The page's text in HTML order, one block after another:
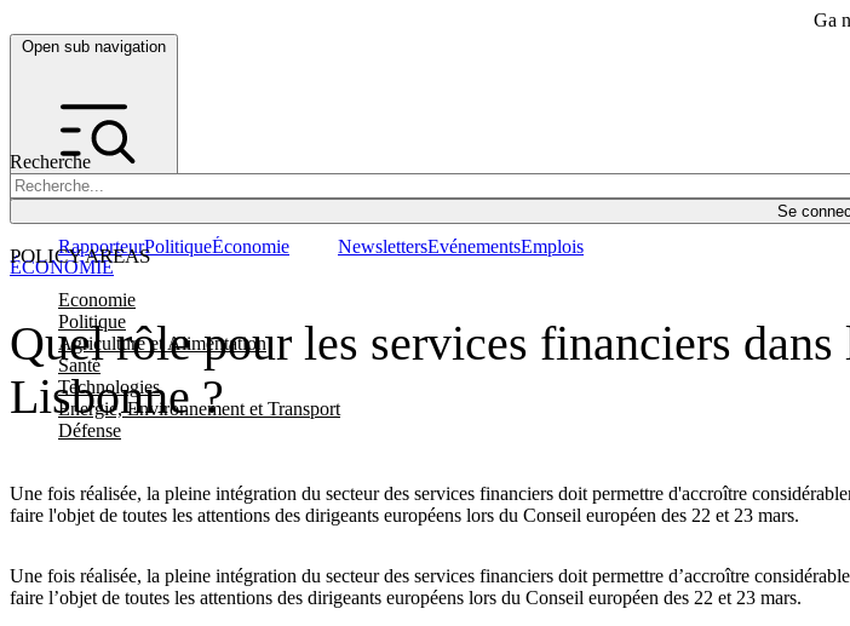
Ga
Open sub navigation
Recherche
Se
POLICY AREAS
Economie
Politique
Agriculture et Alimentation
Santé
Technologies
Energie, Environnement et Transport
Défense
RapporteurPolitiqueÉconomie NewslettersEvénementsEmplois
Quel rôle pour les services financiers
Lisbonne ?
Une fois réalisée, la pleine intégration du secteur des services financiers doit permettre d'accroître
faire l'objet de toutes les attentions des dirigeants européens lors du Conseil européen des 22 et 23 mars.
ÉCONOMIE
Une fois réalisée, la pleine intégration du secteur des services financiers doit permettre d’accroître
faire l’objet de toutes les attentions des dirigeants européens lors du Conseil européen des 22 et 23 mars.